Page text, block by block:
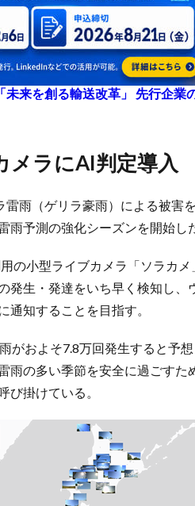
未来を創る輸送改革」 先行企業
メラにAI判定導入
雨（ゲリラ豪雨）による被害
予測の強化シーズンを開始し
の小型ライブカメラ「ソラカ
発生・発達をいち早く検知し、
通知することを目指す。
がおよそ7.8万回発生すると予
雨の多い季節を安全に過ごす
び掛けている。